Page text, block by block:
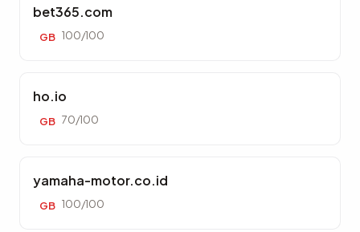
bet365.com
GB 100/100
ho.io
GB 70/100
yamaha-motor.co.id
GB 100/100